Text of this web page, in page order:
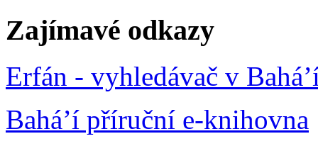
Zajímavé odkazy
Erfán - vyhledávač v
Bahá’í příruční e-knihovna